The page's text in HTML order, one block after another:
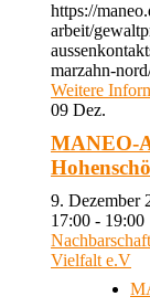
https://
arbeit/
marzahn-
Weitere
09 Dez.
MANEO-
9. Dezember
17:00 - 19:00
Vielfalt e.V